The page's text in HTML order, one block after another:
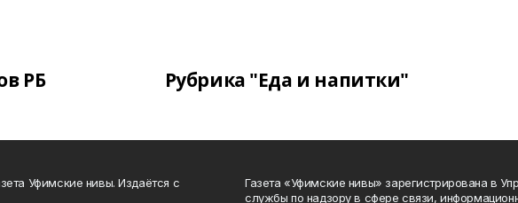
РБ Рубрика "Еда и напитки"
Уфимские нивы. Издаётся с
Газета «Уфимские нивы» зарегистрирована в
службы по надзору в сфере связи,